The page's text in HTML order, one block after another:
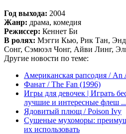
Год выхода: 2004
Жанр: драма, комедия
Режиссер: Кеннет Би
В ролях: Мэгги Кью, Рик Тан,
Сонг, Сэмюэл Чонг, Айви Линг,
Другие новости по теме:
Американская рапсодия / An
Фанат / The Fan (1996)
Игры для девочек | Играть
лучшие и интересные флеш ...
Ядовитый плющ / Poison Ivy
Сушеные мухоморы:
их использовать